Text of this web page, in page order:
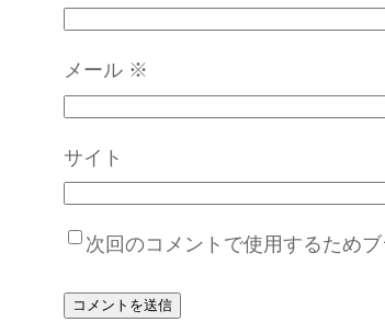
メール ※
サイト
次回のコメントで使用するため